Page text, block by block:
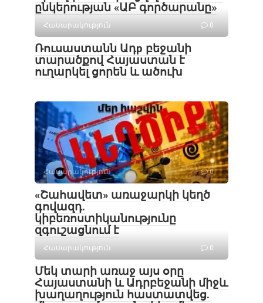
ընկերության «ԱԲ գործարանը»
Հասարակություն 0
Ռուսաստանն Ադр բեջանի
տարածքով Հայաստան է
ուղարկել ցորեն և ածուխ
Հասարակություն 0
«Շահավետ» առաջարկի կեղծ
գովազդ.
կիբեռոստիկանությունը
զգուշացնում է
Հասարակություն 0
Մեկ տարի առաջ այս օրը
Հայաստանի և Ադրբեջանի միջև
խաղաղություն հաստատվեց․